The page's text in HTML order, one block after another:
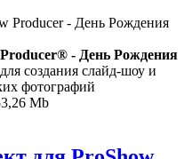
- День Рождения
создания слайд-шоу и
фотографий
Mb